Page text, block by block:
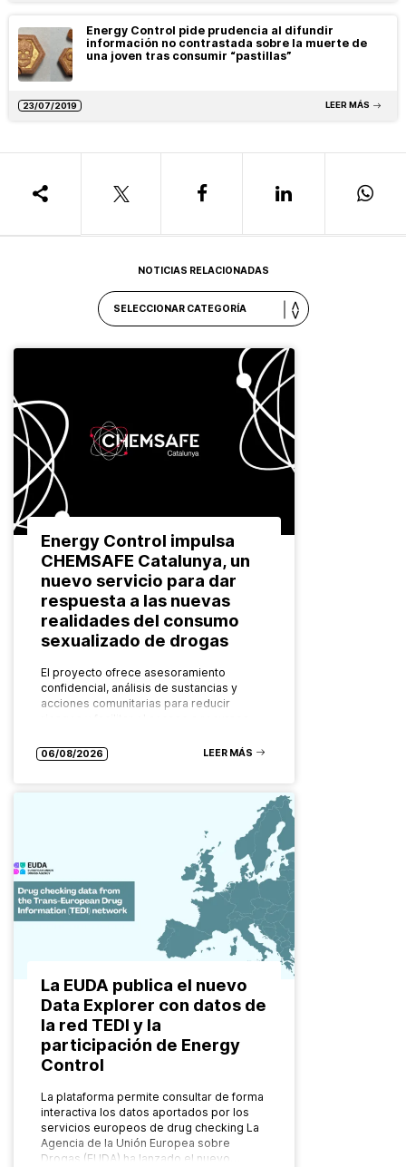
Energy Control pide prudencia al difundir
información no contrastada sobre la muerte de
una joven tras consumir “pastillas”
23/07/2019 LEER MÁS
NOTICIAS RELACIONADAS
Energy Control impulsa
CHEMSAFE Catalunya, un
nuevo servicio para dar
respuesta a las nuevas
realidades del consumo
sexualizado de drogas
El proyecto ofrece asesoramiento
confidencial, análisis de sustancias y
acciones comunitarias para reducir
de drogas evolucionan constantemente.
También…
06/08/2026 LEER MÁS
La EUDA publica el nuevo
Data Explorer con datos de
la red TEDI y la
participación de Energy
Control
La plataforma permite consultar de forma
interactiva los datos aportados por los
servicios europeos de drug checking La
Agencia de la Unión Europea sobre
Drogas (EUDA) ha lanzado el nuevo…